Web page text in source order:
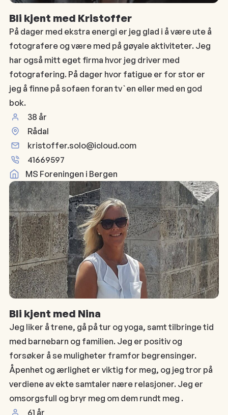
Bli kjent med Kristoffer
På dager med ekstra energi er jeg glad i å være ute å
fotografere og være med på gøyale aktiviteter. Jeg
har også mitt eget firma hvor jeg driver med
fotografering. På dager hvor fatigue er for stor er
jeg å finne på sofaen foran tv`en eller med en god
bok.
38 år
Rådal
kristoffer.solo@icloud.com
41669597
MS Foreningen i Bergen
Bli kjent med Nina
Jeg liker å trene, gå på tur og yoga, samt tilbringe tid
med barnebarn og familien. Jeg er positiv og
forsøker å se muligheter framfor begrensinger.
Åpenhet og ærlighet er viktig for meg, og jeg tror på
verdiene av ekte samtaler nære relasjoner. Jeg er
omsorgsfull og bryr meg om dem rundt meg .
61 år